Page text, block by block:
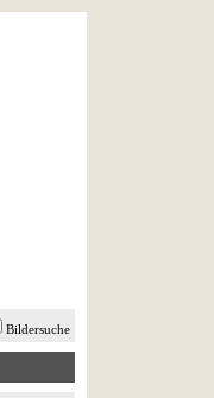
Bildersuche